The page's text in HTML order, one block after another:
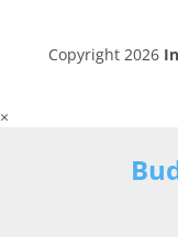
Copyright 2026
×